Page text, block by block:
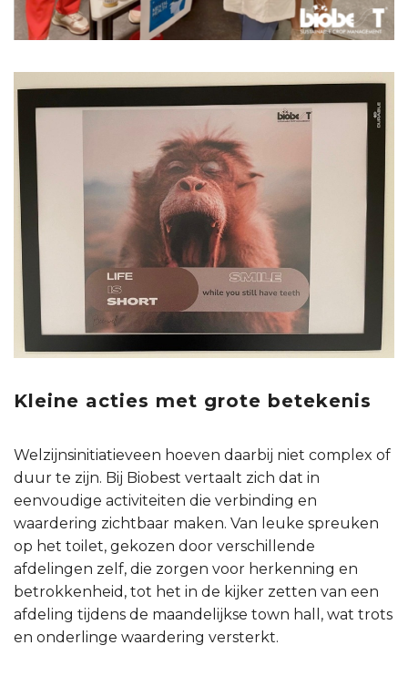
Kleine acties met grote betekenis
Welzijnsinitiatieveen hoeven daarbij niet complex of
duur te zijn. Bij Biobest vertaalt zich dat in
eenvoudige activiteiten die verbinding en
waardering zichtbaar maken. Van leuke spreuken
op het toilet, gekozen door verschillende
afdelingen zelf, die zorgen voor herkenning en
betrokkenheid, tot het in de kijker zetten van een
afdeling tijdens de maandelijkse town hall, wat trots
en onderlinge waardering versterkt.